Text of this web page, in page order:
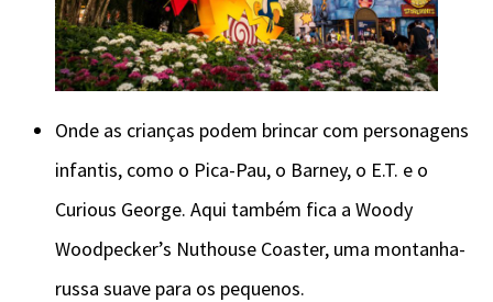
Onde as crianças podem brincar com personagens
infantis, como o Pica-Pau, o Barney, o E.T. e o
Curious George. Aqui também fica a Woody
Woodpecker’s Nuthouse Coaster, uma montanha-
russa suave para os pequenos.